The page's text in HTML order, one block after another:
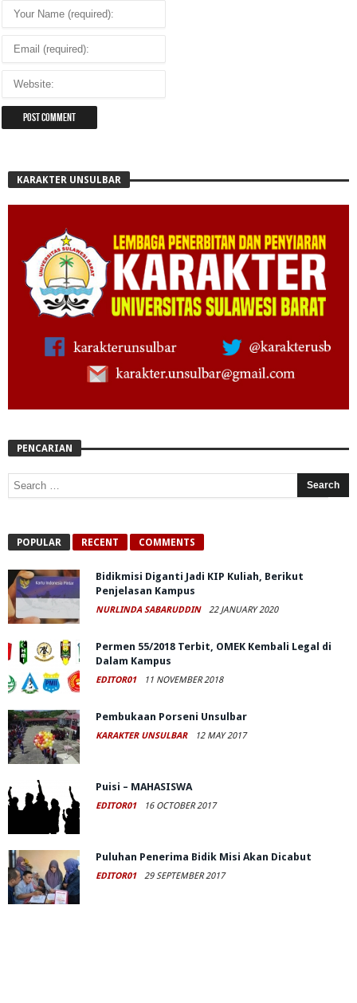
KARAKTER UNSULBAR
PENCARIAN
POPULAR RECENT COMMENTS
Bidikmisi Diganti Jadi KIP Kuliah, Berikut
Penjelasan Kampus
NURLINDA SABARUDDIN 22 JANUARY 2020
Permen 55/2018 Terbit, OMEK Kembali Legal di
Dalam Kampus
EDITOR01 11 NOVEMBER 2018
Pembukaan Porseni Unsulbar
KARAKTER UNSULBAR 12 MAY 2017
Puisi – MAHASISWA
EDITOR01 16 OCTOBER 2017
Puluhan Penerima Bidik Misi Akan Dicabut
EDITOR01 29 SEPTEMBER 2017